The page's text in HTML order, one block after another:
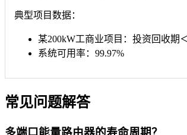
典型项目数据：
某200kW工商业项目：投资回收期
系统可用率：99.97%
常见问题解答